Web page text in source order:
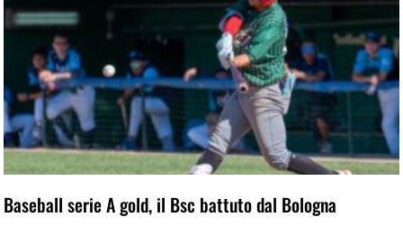
Baseball serie A gold, il Bsc battuto dal Bologna